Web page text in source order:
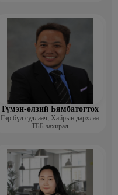
Түмэн-өлзий Бямбатогтох
Гэр бүл судлаач, Хайрын дархлаа
ТББ захирал